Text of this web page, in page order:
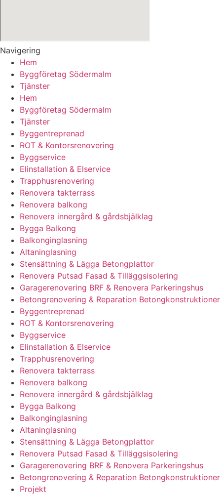
Navigering
Hem
Byggföretag Södermalm
Tjänster
Hem
Byggföretag Södermalm
Tjänster
Byggentreprenad
ROT & Kontorsrenovering
Byggservice
Elinstallation & Elservice
Trapphusrenovering
Renovera takterrass
Renovera balkong
Renovera innergård & gårdsbjälklag
Bygga Balkong
Balkonginglasning
Altaninglasning
Stensättning & Lägga Betongplattor
Renovera Putsad Fasad & Tilläggsisolering
Garagerenovering BRF & Renovera Parkeringshus
Betongrenovering & Reparation Betongkonstruktioner
Byggentreprenad
ROT & Kontorsrenovering
Byggservice
Elinstallation & Elservice
Trapphusrenovering
Renovera takterrass
Renovera balkong
Renovera innergård & gårdsbjälklag
Bygga Balkong
Balkonginglasning
Altaninglasning
Stensättning & Lägga Betongplattor
Renovera Putsad Fasad & Tilläggsisolering
Garagerenovering BRF & Renovera Parkeringshus
Betongrenovering & Reparation Betongkonstruktioner
Projekt